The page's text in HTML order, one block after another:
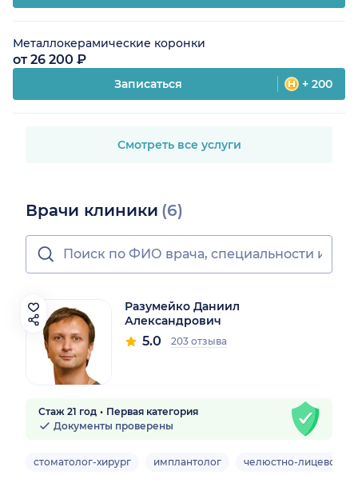
Металлокерамические коронки
от 26 200 ₽
Записаться + 200
Смотреть все услуги
Врачи клиники (6)
Разумейко Даниил
Александрович
5.0 203 отзыва
Стаж 21 год
Первая категория
Документы проверены
стоматолог-хирург имплантолог челюстно-лицевой